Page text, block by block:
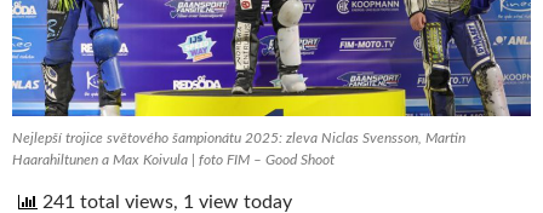
Nejlepší trojice světového šampionátu 2025: zleva Niclas Svensson, Martin
Haarahiltunen a Max Koivula | foto FIM – Good Shoot
241 total views, 1 view today